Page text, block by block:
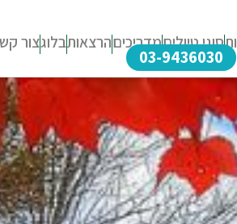
סוגי טיוליםמדריכיםהרצאותבלוגצור
03-9436030